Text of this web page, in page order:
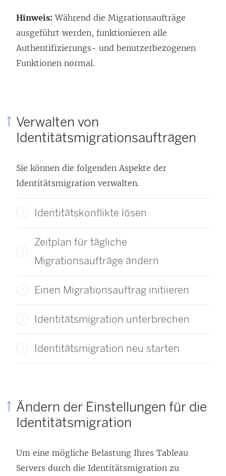
Hinweis: Während die Migrationsaufträge
ausgeführt werden, funktionieren alle
Authentifizierungs- und benutzerbezogenen
Funktionen normal.
Verwalten von
Identitätsmigrationsaufträgen
Sie können die folgenden Aspekte der
Identitätsmigration verwalten.
Identitätskonflikte lösen
Zeitplan für tägliche
Migrationsaufträge ändern
Einen Migrationsauftrag initiieren
Identitätsmigration unterbrechen
Identitätsmigration neu starten
Ändern der Einstellungen für die
Identitätsmigration
Um eine mögliche Belastung Ihres Tableau
Servers durch die Identitätsmigration zu